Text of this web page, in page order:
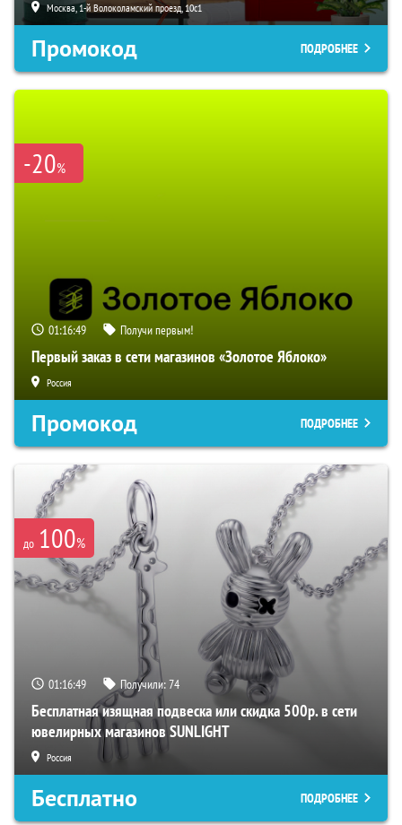
Москва, 1-й Волоколамский проезд, 10с1
Промокод ПОДРОБНЕЕ
-20%
01:16:48 Получи первым!
Первый заказ в сети магазинов «Золотое Яблоко»
Россия
Промокод ПОДРОБНЕЕ
до 100%
01:16:48 Получили:74
Бесплатная изящная подвеска или скидка 500р. в сети
ювелирных магазинов SUNLIGHT
Россия
Бесплатно ПОДРОБНЕЕ